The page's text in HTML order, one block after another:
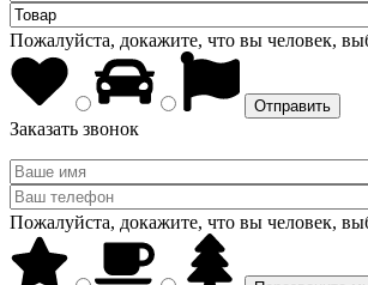
Пожалуйста, докажите, что вы человек,
Заказать звонок
Пожалуйста, докажите, что вы человек,